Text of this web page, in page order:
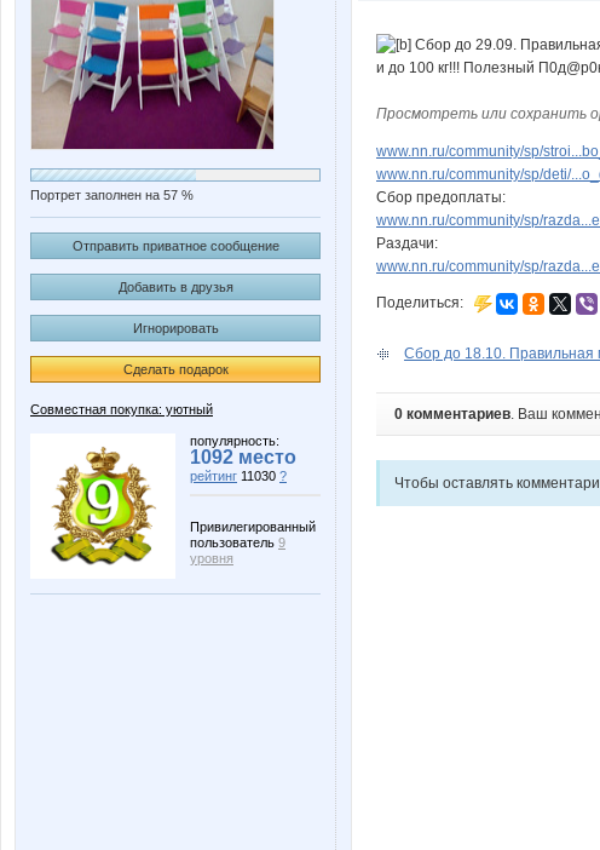
Портрет заполнен на 57 %
Отправить приватное сообщение
Добавить в друзья
Игнорировать
Сделать подарок
Совместная покупка: уютный
популярность:
1092 место
рейтинг 11030 ?
Привилегированный
пользователь 9
уровня
Просмотреть или сохранить
www.nn.ru/community/sp/
www.nn.ru/community/sp/deti/
Сбор предоплаты:
www.nn.ru/community/sp/
Раздачи:
www.nn.ru/community/sp/
Поделиться:
Сбор до 18.10. Правильная
0 комментариев. Ваш
Чтобы оставлять